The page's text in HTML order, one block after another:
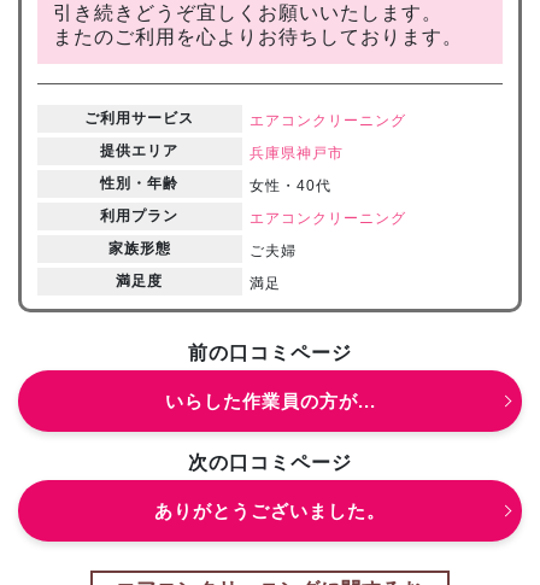
引き続きどうぞ宜しくお願いいたします。
またのご利用を心よりお待ちしております。
ご利用サービス
エアコンクリーニング
提供エリア
兵庫県神戸市
性別・年齢
女性・40代
利用プラン
エアコンクリーニング
家族形態
ご夫婦
満足度
満足
前の口コミページ
いらした作業員の方が...
次の口コミページ
ありがとうございました。